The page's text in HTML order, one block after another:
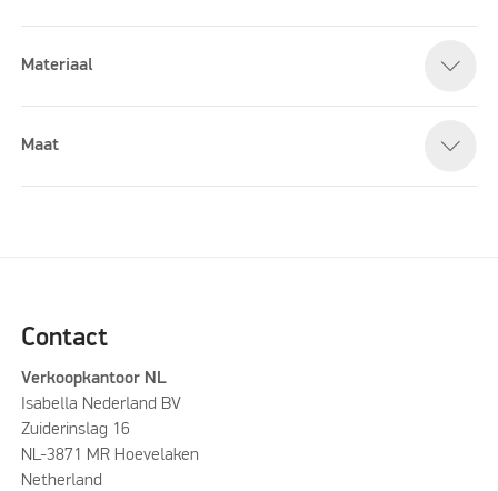
Materiaal
Maat
Contact
Verkoopkantoor NL
Isabella Nederland BV
Zuiderinslag 16
NL-3871 MR Hoevelaken
Netherland